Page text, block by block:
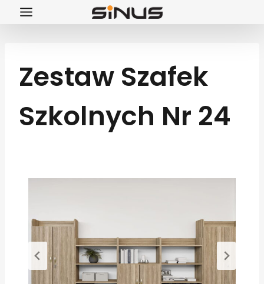
Przejdź
Zestaw Szafek
Szkolnych Nr 24